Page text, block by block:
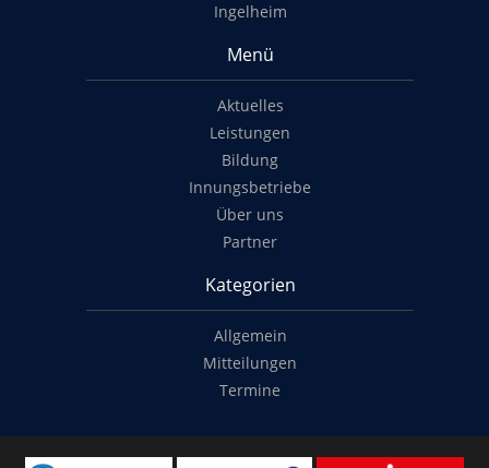
Ingelheim
Menü
Aktuelles
Leistungen
Bildung
Innungsbetriebe
Über uns
Partner
Kategorien
Allgemein
Mitteilungen
Termine